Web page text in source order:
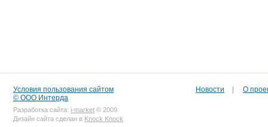
Условия пользования сайтом
© ООО Интерда
Разработка сайта: i-market © 2009
Дизайн сайта сделан в Knock Knock
Новости О